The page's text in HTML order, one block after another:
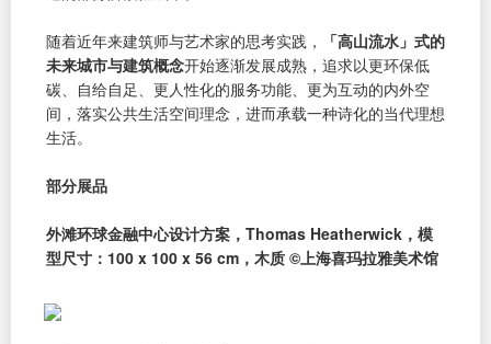
随着近年来建筑师与艺术家的思考实践，
「高山流水」式的
未来城市与建筑概念开始逐渐发展成熟，追求以更环保低
碳、自给自足、更人性化的服务功能、更为互动的内外空
间，落实公共生活空间理念，进而承载一种诗化的当代理想
生活。
部分展品
外滩环球金融中心设计方案，Thomas Heatherwick，模
型尺寸：100 x 100 x 56 cm，木质 ©上海喜玛拉雅美术馆